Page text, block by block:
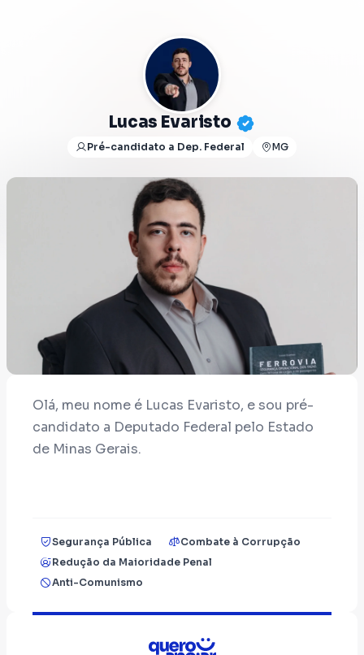
Lucas Evaristo
Pré-candidato a Dep. Federal MG
Olá, meu nome é Lucas Evaristo, e sou pré-
candidato a Deputado Federal pelo Estado
de Minas Gerais.
gostaria muito da sua ajuda em forma de
doação. Será muito bem utilizada e a
prestação de contas será feita ao TSE na
Segurança Pública
Combate à Corrupção
Redução da Maioridade Penal
Anti-Comunismo